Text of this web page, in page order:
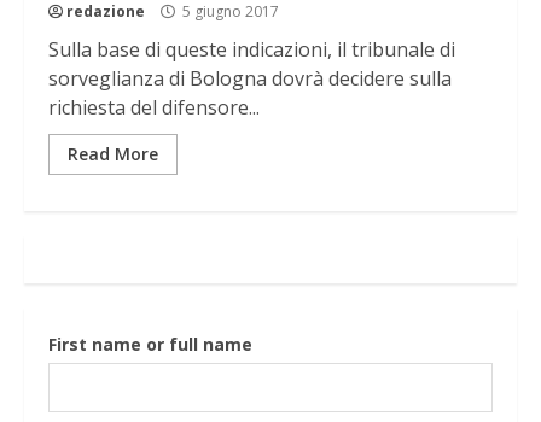
redazione 5 giugno 2017
Sulla base di queste indicazioni, il tribunale di
sorveglianza di Bologna dovrà decidere sulla
richiesta del difensore...
Read More
First name or full name